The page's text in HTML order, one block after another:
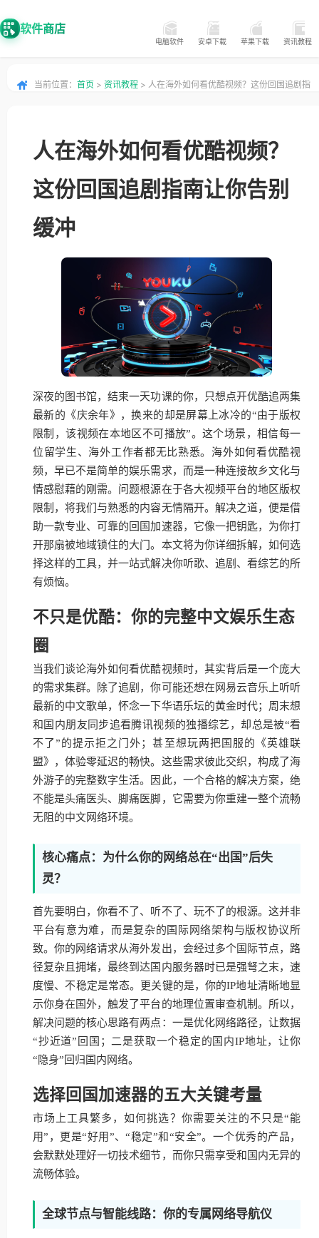
软件商店
电脑软件 安卓下载 苹果下载 资讯教程
当前位置： 首页 > 资讯教程 > 人在海外如何看优酷视频？这份回国追剧指
人在海外如何看优酷视频？
这份回国追剧指南让你告别
缓冲
深夜的图书馆，结束一天功课的你，只想点开优酷追两集
最新的《庆余年》，换来的却是屏幕上冰冷的“由于版权
限制，该视频在本地区不可播放”。这个场景，相信每一
位留学生、海外工作者都无比熟悉。海外如何看优酷视
频，早已不是简单的娱乐需求，而是一种连接故乡文化与
情感慰藉的刚需。问题根源在于各大视频平台的地区版权
限制，将我们与熟悉的内容无情隔开。解决之道，便是借
助一款专业、可靠的回国加速器，它像一把钥匙，为你打
开那扇被地域锁住的大门。本文将为你详细拆解，如何选
择这样的工具，并一站式解决你听歌、追剧、看综艺的所
有烦恼。
不只是优酷：你的完整中文娱乐生态
圈
当我们谈论海外如何看优酷视频时，其实背后是一个庞大
的需求集群。除了追剧，你可能还想在网易云音乐上听听
最新的中文歌单，怀念一下华语乐坛的黄金时代；周末想
和国内朋友同步追看腾讯视频的独播综艺，却总是被“看
不了”的提示拒之门外；甚至想玩两把国服的《英雄联
盟》，体验零延迟的畅快。这些需求彼此交织，构成了海
外游子的完整数字生活。因此，一个合格的解决方案，绝
不能是头痛医头、脚痛医脚，它需要为你重建一整个流畅
无阻的中文网络环境。
核心痛点：为什么你的网络总在“出国”后失
灵？
首先要明白，你看不了、听不了、玩不了的根源。这并非
平台有意为难，而是复杂的国际网络架构与版权协议所
致。你的网络请求从海外发出，会经过多个国际节点，路
径复杂且拥堵，最终到达国内服务器时已是强弩之末，速
度慢、不稳定是常态。更关键的是，你的IP地址清晰地显
示你身在国外，触发了平台的地理位置审查机制。所以，
解决问题的核心思路有两点：一是优化网络路径，让数据
“抄近道”回国；二是获取一个稳定的国内IP地址，让你
“隐身”回归国内网络。
选择回国加速器的五大关键考量
市场上工具繁多，如何挑选？你需要关注的不只是“能
用”，更是“好用”、“稳定”和“安全”。一个优秀的产品，
会默默处理好一切技术细节，而你只需享受和国内无异的
流畅体验。
全球节点与智能线路：你的专属网络导航仪